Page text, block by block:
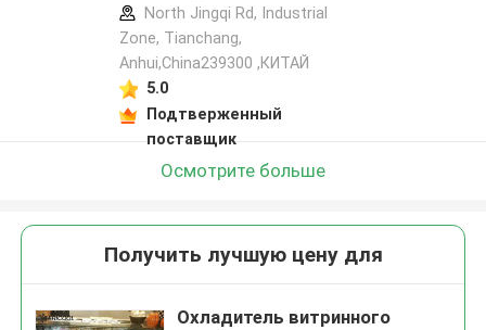
North Jingqi Rd, Industrial
Zone, Tianchang,
Anhui,China239300 ,КИТАЙ
5.0
Подтверженный
поставщик
Осмотрите больше
Получить лучшую цену для
Охладитель витринного